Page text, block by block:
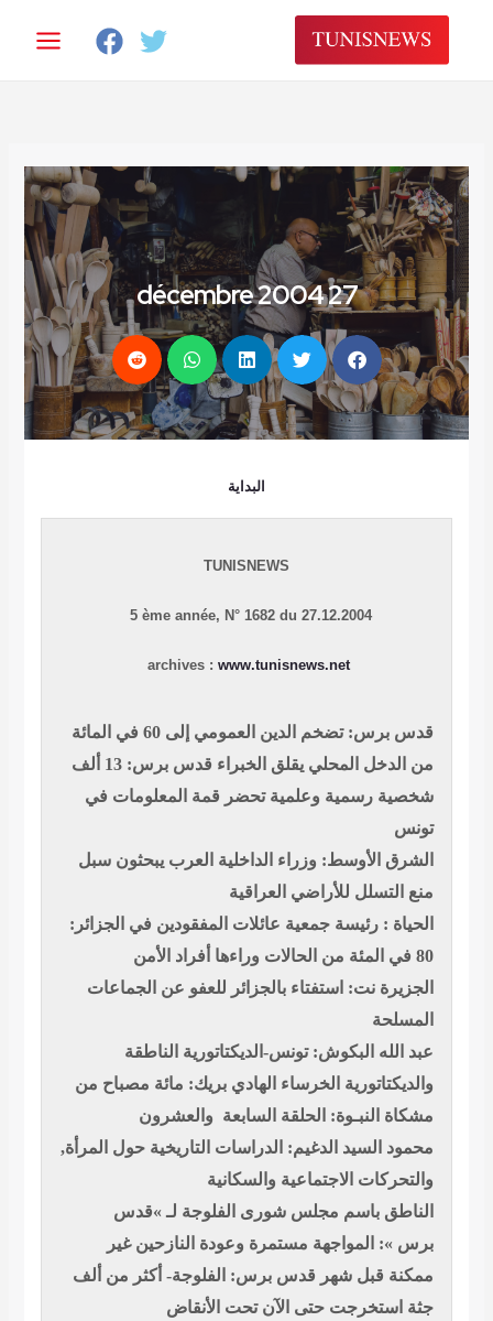
المحتوى
27 décembre 2004
البداية
TUNISNEWS
5 ème année, N° 1682 du 27.12.2004
archives :www.tunisnews.net
قدس برس: تضخم الدين العمومي إلى 60 في المائة
من الدخل المحلي يقلق الخبراء
قدس برس: 13 ألف
شخصية رسمية وعلمية تحضر قمة المعلومات في
تونس
الشرق الأوسط: وزراء الداخلية العرب يبحثون سبل
منع التسلل للأراضي العراقية
الحياة : رئيسة جمعية عائلات المفقودين في الجزائر:
80 في المئة من الحالات وراءها أفراد الأمن
الجزيرة نت: استفتاء بالجزائر للعفو عن الجماعات
المسلحة
عبد الله البكوش: تونس-الديكتاتورية الناطقة
والديكتاتورية الخرساء الهادي بريك: مائة مصباح من
مشكاة النبـوة: الحلقة السابعة والعشرون
محمود السيد الدغيم: الدراسات التاريخية حول المرأة,
والتحركات الاجتماعية والسكانية
الناطق باسم مجلس شورى الفلوجة لـ »قدس
برس »: المواجهة مستمرة وعودة النازحين غير
ممكنة قبل شهر قدس برس: الفلوجة- أكثر من ألف
جثة استخرجت حتى الآن تحت الأنقاض